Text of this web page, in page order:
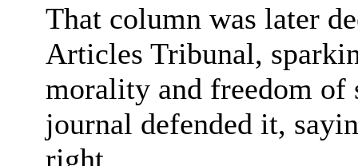
That column was later
Articles Tribunal,
morality and freedom of
journal defended it,
right.